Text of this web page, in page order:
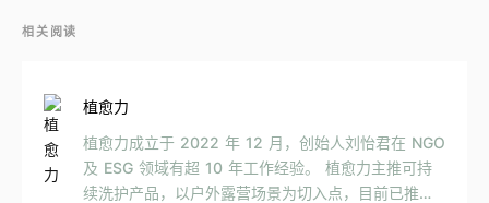
相关阅读
植愈力
植愈力成立于 2022 年 12 月，创始人刘怡君在 NGO
及 ESG 领域有超 10 年工作经验。 植愈力主推可持
续洗护产品，以户外露营场景为切入点，目前已推出